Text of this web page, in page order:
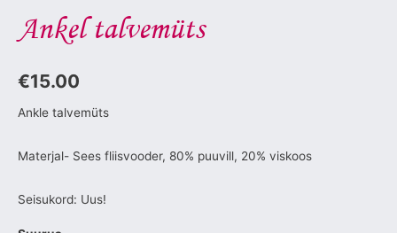
Ankel talvemüts
€15.00
Ankle talvemüts
Materjal- Sees fliisvooder, 80% puuvill, 20% viskoos
Seisukord: Uus!